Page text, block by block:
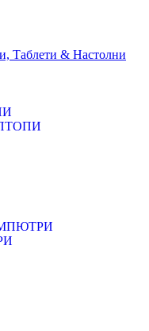
Таблети & Настолни